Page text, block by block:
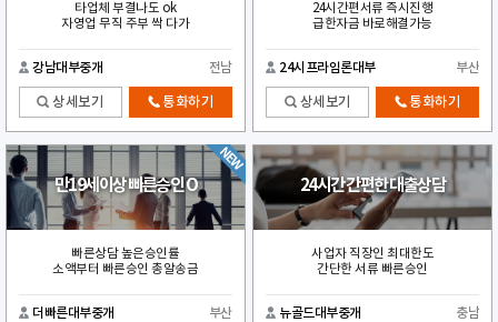
타업체 부결나도 ok
자영업 무직 주부 싹 다가
강남대부중개 전남
상세보기 통화하기
24시간편서류 즉시진행
급한자금 바로해결가능
24시프라임론대부 부산
상세보기 통화하기
만19세이상 빠른승인 O
빠른상담 높은승인률
소액부터 빠른승인 총알송금
더빠른대부중개 부산
24시간 간편한 대출상담
사업자 직장인 최대한도
간단한 서류 빠른승인
뉴골드대부중개 충남